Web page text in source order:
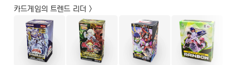
카드게임의 트렌드 리더 >